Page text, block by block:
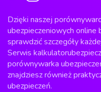
Dzięki naszej
ubezpieczeniowych online
sprawdzić szczegóły
Serwis
porównywarka
znajdziesz również
ubezpieczeń.